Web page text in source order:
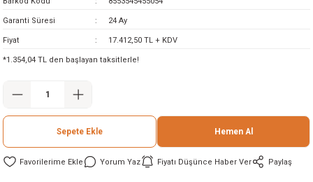
Garanti Süresi 24 Ay
Fiyat 17.412,50 TL + KDV
*1.354,04 TL den başlayan taksitlerle!
Sepete Ekle Hemen Al
Yorum Yaz Fiyatı Düşünce Haber Ver Paylaş